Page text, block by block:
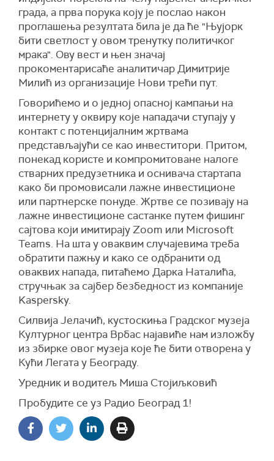
града, а прва порука коју је послао након
проглашења резултата била је да ће "Њујорк
бити светлост у овом тренутку политичког
мрака". Ову вест и њен значај
прокоментарисаће аналитичар Димитрије
Милић из организације Нови трећи пут.
Говорићемо и о једној опасној кампањи на
интернету у оквиру које нападачи ступају у
контакт с потенцијалним жртвама
представљајући се као инвеститори. Притом,
понекад користе и компромитоване налоге
стварних предузетника и оснивача стартапа
како би промовисали лажне инвестиционе
или партнерске понуде. Жртве се позивају на
лажне инвестиционе састанке путем фишинг
сајтова који имитирајуZoom или Microsoft
Teams. На шта у оваквим случајевима треба
обратити пажњу и како се одбранити од
оваквих напада, питаћемо Дарка Наталића,
стручњак за сајбер безбедност из компаније
Kaspersky.
Силвија Јелачић, кустоскиња Градског музеја
Културног центра Врбас најавиће нам изложбу
из збирке овог музеја које ће бити отворена у
Кући Легата у Београду.
Уредник и водитељ Миша Стојиљковић
Пробудите се уз Радио Београд 1!